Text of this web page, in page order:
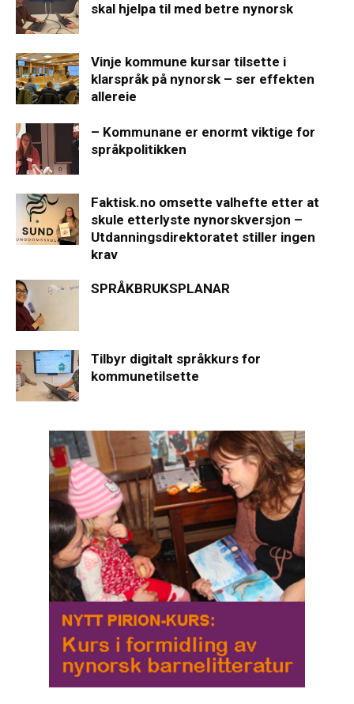
skal hjelpa til med betre nynorsk
Vinje kommune kursar tilsette i
klarspråk på nynorsk – ser effekten
allereie
– Kommunane er enormt viktige for
språkpolitikken
Faktisk.no omsette valhefte etter at
skule etterlyste nynorskversjon –
Utdanningsdirektoratet stiller ingen
krav
SPRÅKBRUKSPLANAR
Tilbyr digitalt språkkurs for
kommunetilsette